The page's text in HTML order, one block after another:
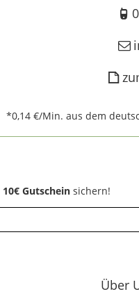
*0,14 €/Min. aus dem
10€ Gutschein sichern!
Über